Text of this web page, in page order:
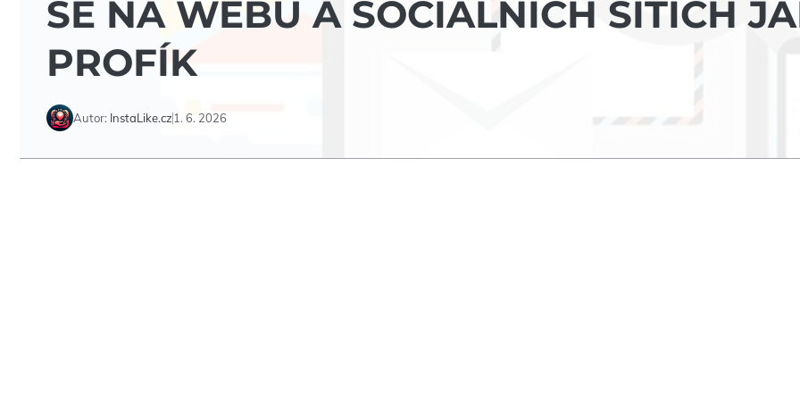
SE NA WEBU A SOCIÁLNÍCH SÍTÍCH
PROFÍK
Autor: InstaLike.cz 1. 6. 2026